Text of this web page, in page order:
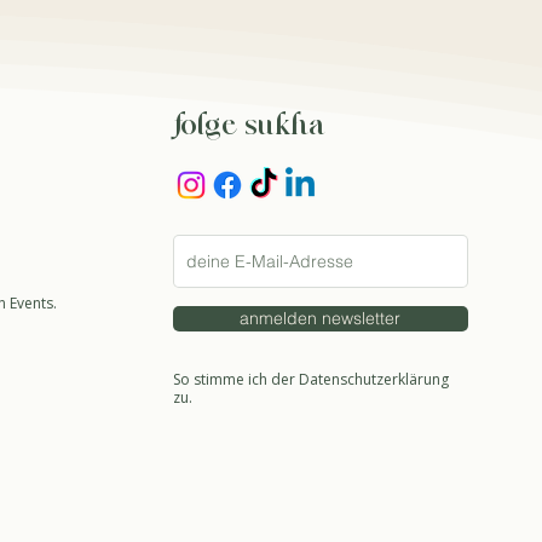
Events.
folge sukha
anmelden newsletter
So stimme ich der Datenschutzerklärung
zu.